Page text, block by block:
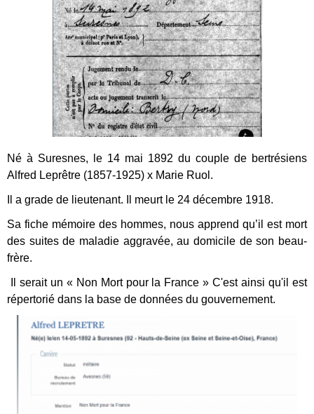
Né à Suresnes, le 14 mai 1892 du couple de bertrésiens
Alfred Leprêtre (1857-1925) x Marie Ruol.
Il a grade de lieutenant. Il meurt le 24 décembre 1918.
Sa fiche mémoire des hommes, nous apprend qu’il est mort
des suites de maladie aggravée,au domicile de son beau-
frère.
l serait un « Non Mort pour la France » C'est ainsi qu'il est
répertorié dans la base de données du gouvernement.